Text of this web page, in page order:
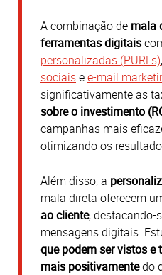
A combinação de mala
ferramentas digitais
personalizadas (PURLs),
sociaisee-mail
significativamente as
sobre o investimento
campanhas mais
otimizando os
Além disso, a
mala direta oferecem
ao cliente, destacando-
mensagens digitais.
que podem ser vistos e
mais positivamentedo